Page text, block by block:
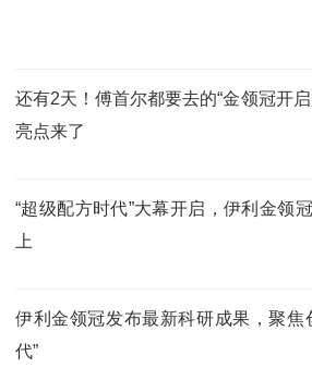
还有2天！傅首尔都要去的“金领冠开
亮点来了
“超级配方时代”大幕开启，伊利金领
上
伊利金领冠发布最新科研成果，聚焦
代”